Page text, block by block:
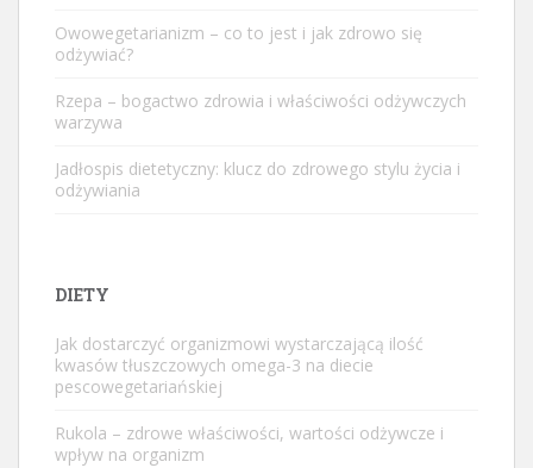
Owowegetarianizm – co to jest i jak zdrowo się
odżywiać?
Rzepa – bogactwo zdrowia i właściwości odżywczych
warzywa
Jadłospis dietetyczny: klucz do zdrowego stylu życia i
odżywiania
DIETY
Jak dostarczyć organizmowi wystarczającą ilość
kwasów tłuszczowych omega-3 na diecie
pescowegetariańskiej
Rukola – zdrowe właściwości, wartości odżywcze i
wpływ na organizm